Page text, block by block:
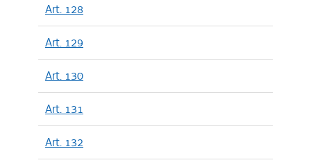
Art. 128
Art. 129
Art. 130
Art. 131
Art. 132